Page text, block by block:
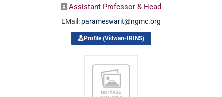
Assistant Professor & Head
EMail: parameswarit@ngmc.org
Profile (Vidwan-IRINS)